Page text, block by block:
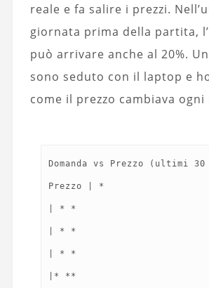
reale e fa salire i prezzi.
giornata prima della partita,
può arrivare anche al 20%.
sono seduto con il laptop e
come il prezzo cambiava ogni
Domanda vs Prezzo (ultimi
Prezzo | *
| * *
| * *
| * *
|* **